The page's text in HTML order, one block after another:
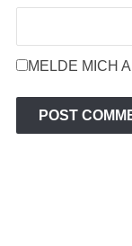
MELDE MICH